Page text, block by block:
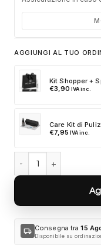
Durata 12
accidentale
Ricambi
Clicca sulla card per
verrà aggiunta al tuo
AGGIUNGI AL TUO
Kit Shopper +
€3,90 IVA inc.
Care Kit di
€7,95 IVA inc.
local_shipping Consegna tra15
Disponibile su